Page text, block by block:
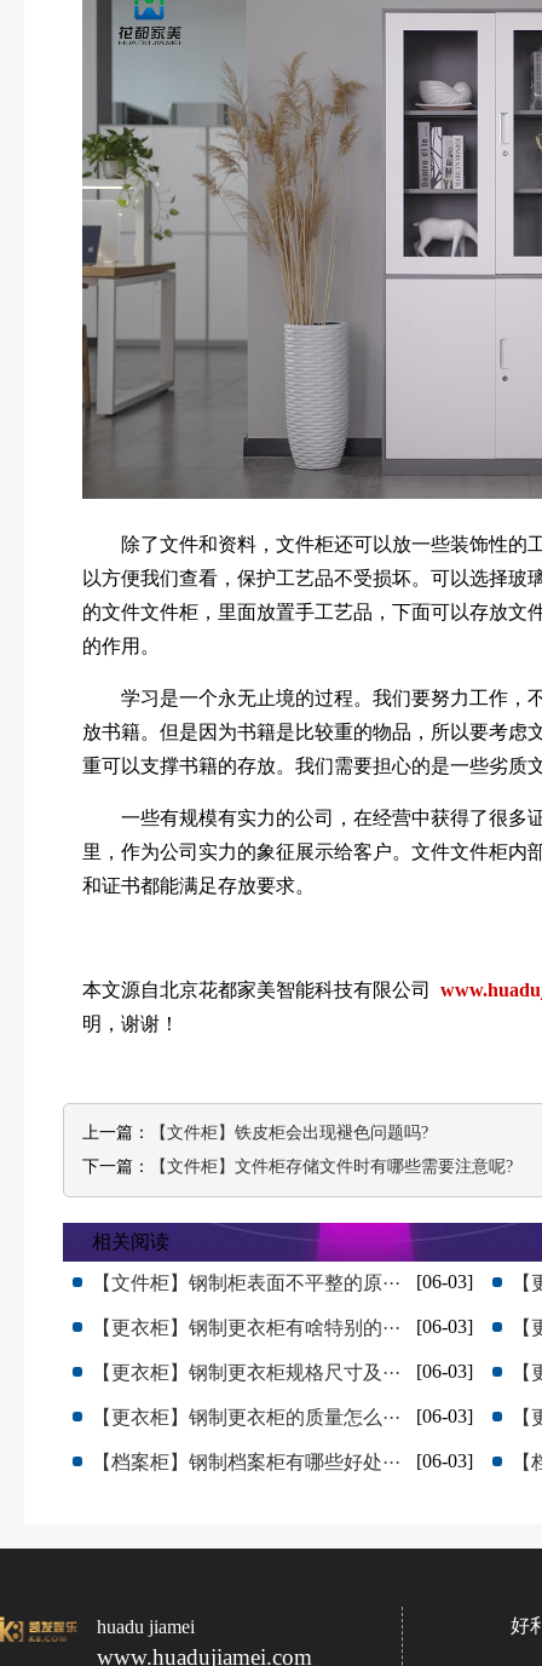
除了文件和资料，文件柜还可以放一些装饰性的
以方便我们查看，保护工艺品不受损坏。可以选择玻
的文件文件柜，里面放置手工艺品，下面可以存放文
的作用。
学习是一个永无止境的过程。我们要努力工作，
放书籍。但是因为书籍是比较重的物品，所以要考虑
重可以支撑书籍的存放。我们需要担心的是一些劣质
一些有规模有实力的公司，在经营中获得了很多
里，作为公司实力的象征展示给客户。文件文件柜内
和证书都能满足存放要求。
本文源自北京花都家美智能科技有限公司
明，谢谢！
上一篇：
【文件柜】铁皮柜会出现褪色问题吗?
下一篇：
【文件柜】文件柜存储文件时有哪些需要注意呢?
相关阅读
【文件柜】钢制柜表面不平整的原···
[06-03]
【更衣柜】钢制更衣柜有啥特别的··· [06-03]
【更衣柜】钢制更衣柜规格尺寸及··· [06-03]
【更衣柜】钢制更衣柜的质量怎么··· [06-03]
【档案柜】钢制档案柜有哪些好处··· [06-03]
huadu jiamei
www.huadujiamei.com
好